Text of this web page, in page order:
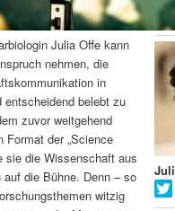
Julia Offe kann
nehmen, die
in
entscheidend belebt zu
zuvor weitgehend
Format der „Science
sie die Wissenschaft aus
auf die Bühne. Denn – so
witzig